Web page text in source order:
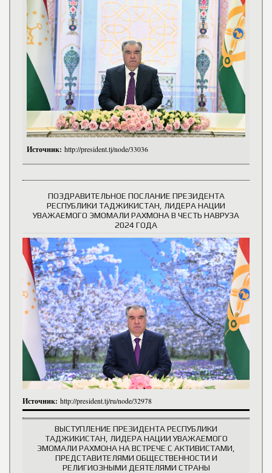
Источник: http://president.tj/node/33036
ПОЗДРАВИТЕЛЬНОЕ ПОСЛАНИЕ ПРЕЗИДЕНТА
РЕСПУБЛИКИ ТАДЖИКИСТАН, ЛИДЕРА НАЦИИ
УВАЖАЕМОГО ЭМОМАЛИ РАХМОНА В ЧЕСТЬ НАВРУЗА
2024 ГОДА
Источник: http://president.tj/ru/node/32978
ВЫСТУПЛЕНИЕ ПРЕЗИДЕНТА РЕСПУБЛИКИ
ТАДЖИКИСТАН, ЛИДЕРА НАЦИИ УВАЖАЕМОГО
ЭМОМАЛИ РАХМОНА НА ВСТРЕЧЕ С АКТИВИСТАМИ,
ПРЕДСТАВИТЕЛЯМИ ОБЩЕСТВЕННОСТИ И
РЕЛИГИОЗНЫМИ ДЕЯТЕЛЯМИ СТРАНЫ